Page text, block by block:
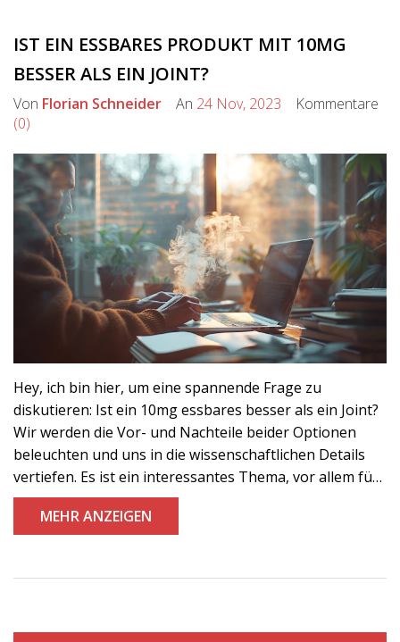
IST EIN ESSBARES PRODUKT MIT 10MG
BESSER ALS EIN JOINT?
Von Florian Schneider An 24 Nov, 2023 Kommentare
(0)
Hey, ich bin hier, um eine spannende Frage zu
diskutieren: Ist ein 10mg essbares besser als ein Joint?
Wir werden die Vor- und Nachteile beider Optionen
beleuchten und uns in die wissenschaftlichen Details
vertiefen. Es ist ein interessantes Thema, vor allem für
diejenigen, die neu in der Welt des medizinischen
Marihuanas sind. Bleibt dabei, es wird spannend!
MEHR ANZEIGEN